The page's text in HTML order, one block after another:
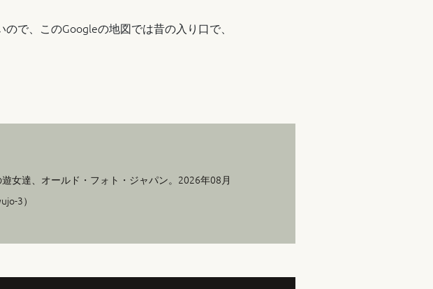
で、このGoogleの地図では昔の入り口で、
女達、オールド・フォト・ジャパン。2026年08月
3）